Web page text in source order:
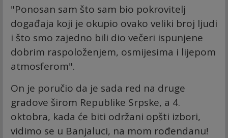
"Ponosan sam što sam bio pokrovitelj
događaja koji je okupio ovako veliki broj ljudi
i što smo zajedno bili dio večeri ispunjene
dobrim raspoloženjem, osmijesima i lijepom
atmosferom".
On je poručio da je sada red na druge
gradove širom Republike Srpske, a 4.
oktobra, kada će biti održani opšti izbori,
vidimo se u Banjaluci, na mom rođendanu!